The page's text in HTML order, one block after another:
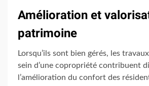
Amélioration et
patrimoine
Lorsqu’ils sont bien gérés, les
sein d’une copropriété contribuent
l’amélioration du confort des